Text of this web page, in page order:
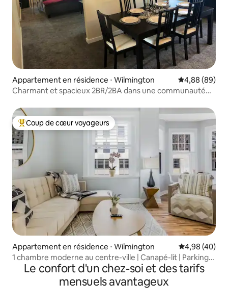
Appartement en résidence ⋅ Wilmington Évaluation
4,88 (89)
Charmant et spacieux 2BR/2BA dans une communauté
Coups de cœur voyageurs les plus appréciés
Coup de cœur voyageurs
Appartement en résidence ⋅ Wilmington Évaluation
4,98 (40)
1 chambre moderne au centre-ville | Canapé-lit | Parking
gratuit | Près de l'hôpital
Le confort d'un chez-soi et des tarifs
mensuels avantageux